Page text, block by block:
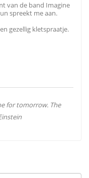
van de band Imagine
spreekt me aan.
gezellig kletspraatje.
for tomorrow. The